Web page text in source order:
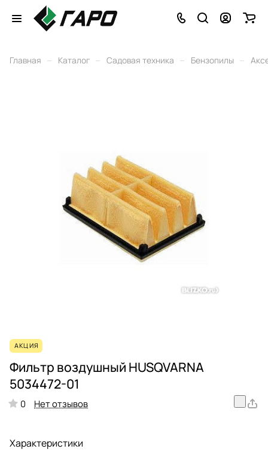
Главная – Каталог – Садовая техника – Бензопилы –
АКЦИЯ
Фильтр воздушный HUSQVARNA
5034472-01
0 Нет отзывов
Характеристики